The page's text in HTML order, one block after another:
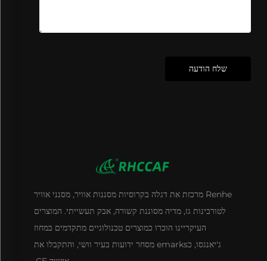
שלח הודעה
Renhe מרכזת את דגלה בקרוסיות מסננות אוויר, מסנני אוויר
לטורבינות גז, מדיה מסוננת קשורה, אבק תעשייתי. המוצרים
העיקריינו הוכרו כמוצרים טכנולוגיים מתקדמים במחוז
ג'יאנגסו, כemarks מסחר ידועות בעיר וושי, והתקבלו את